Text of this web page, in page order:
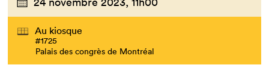
Au kiosque
#1725
Palais des congrès de Montréal